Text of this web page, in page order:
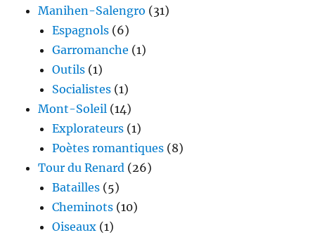
Manihen-Salengro (31)
Espagnols (6)
Garromanche (1)
Outils (1)
Socialistes (1)
Mont-Soleil (14)
Explorateurs (1)
Poètes romantiques (8)
Tour du Renard (26)
Batailles (5)
Cheminots (10)
Oiseaux (1)